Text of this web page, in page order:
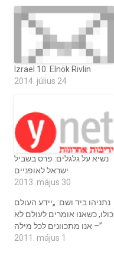
Izrael 10. Elnök Rivlin
2014. július 24
נשיא על גלגלים: פרס בשביל
ישראל לאופניים
2013. május 30
נתניהו ביד ושם: „יידע העולם
כולו, כשאנו אומרים לעולם לא
– אנו מתכוונים לכל מילה”
2011. május 1